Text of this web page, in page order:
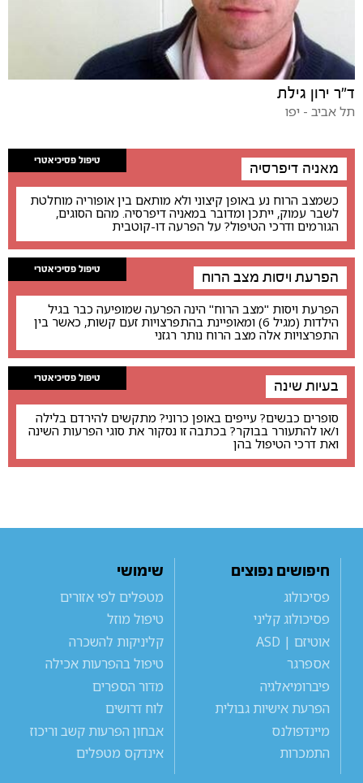
ד"ר ירון גילת
תל אביב - יפו
טיפול פסיכיאטרי מאניה דיפרסיה
כשמצב הרוח נע באופן קיצוני ולא מותאם בין אופוריה מוחלטת
לשבר עמוק, ייתכן ומדובר במאניה דיפרסיה. מהם הסוגים,
הגורמים ודרכי הטיפול? על הפרעה דו-קוטבית
טיפול פסיכיאטרי הפרעת ויסות מצב הרוח
הפרעת ויסות "מצב הרוח" הינה הפרעה שמופיעה כבר בגיל
הילדות (מגיל 6) ומאופיינת בהתפרצויות זעם קשות, כאשר בין
התפרצויות אלה מצב הרוח נותר רגזני
טיפול פסיכיאטרי בעיות שינה
סופרים כבשים? עייפים באופן כרוני? מתקשים להירדם בלילה
ו/או להתעורר בבוקר? בכתבה זו נסקור את סוגי הפרעות השינה
ואת דרכי הטיפול בהן
חיפושים נפוצים
פסיכולוג
פסיכולוג קליני
אוטיזם | ASD
אספרגר
פיברומיאלגיה
הפרעת אישיות גבולית
מיינדפולנס
התמכרות
שימושי
מטפלים לפי אזורים
טיפול מוזל
קליניקות להשכרה
טיפול בהפרעות אכילה
מדור הספרים
לוח דרושים
אבחון הפרעות קשב וריכוז
אינדקס מטפלים